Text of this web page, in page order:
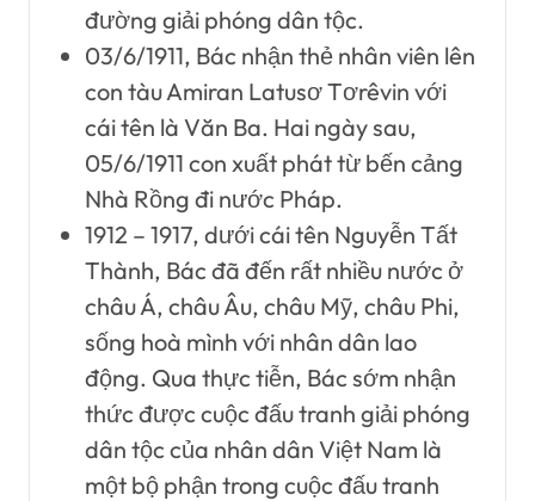
đường giải phóng dân tộc.
03/6/1911, Bác nhận thẻ nhân viên lên
con tàu Amiran Latusơ Tơrêvin với
cái tên là Văn Ba. Hai ngày sau,
05/6/1911 con xuất phát từ bến cảng
Nhà Rồng đi nước Pháp.
1912 – 1917, dưới cái tên Nguyễn Tất
Thành, Bác đã đến rất nhiều nước ở
châu Á, châu Âu, châu Mỹ, châu Phi,
sống hoà mình với nhân dân lao
động. Qua thực tiễn, Bác sớm nhận
thức được cuộc đấu tranh giải phóng
dân tộc của nhân dân Việt Nam là
một bộ phận trong cuộc đấu tranh